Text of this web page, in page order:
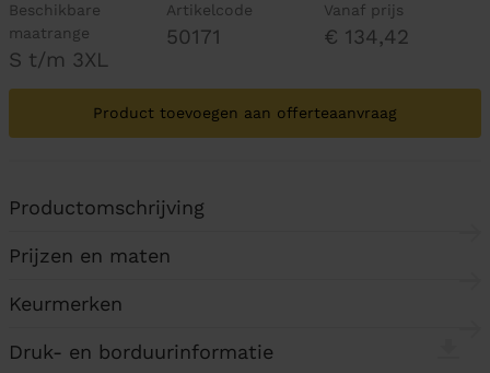
Beschikbare
maatrange
S t/m 3XL
Artikelcode
50171
Vanaf prijs
€ 134,42
Product toevoegen aan offerteaanvraag
Productomschrijving
Prijzen en maten
Keurmerken
Druk- en borduurinformatie